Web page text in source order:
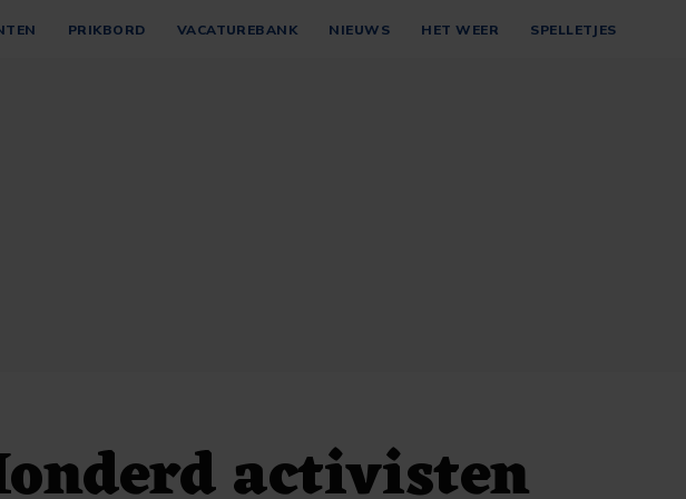
PRIKBORD VACATUREBANK NIEUWS HET WEER SPELLETJES